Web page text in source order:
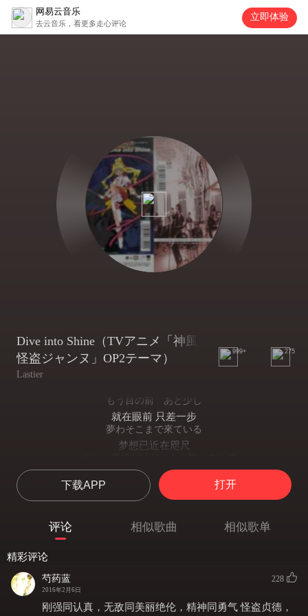
网易云音乐
去云音乐，看更多走心评论
立即体验
Dive into Shine（TVアニメ「神風
怪盗ジャンヌ」OP2テーマ）
Lastier
999+ 275
もう目の前 あと少し
就在眼前 只差一步
夢わそこまで來ている
梦想已近在咫尺
此刻唯有微弱预感 支撑着这份念想
終わいのない この 暗い迷路で
在这无尽 黑暗迷宫中
真正的强大 是察觉自身脆弱
Dive into shine 深い闇も
下载APP 打开
评论 相似歌曲 相似歌单
精彩评论
芍药蓝
2016年2月6日
228
刚强同认真，无敌同美丽绝伦，精神同勇气 怪盗贞德，